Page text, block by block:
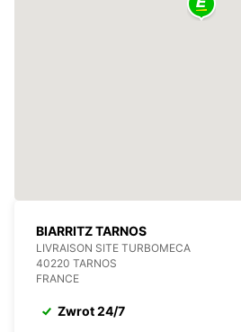
BIARRITZ TARNOS
LIVRAISON SITE TURBOMECA
40220 TARNOS
FRANCE
Zwrot 24/7